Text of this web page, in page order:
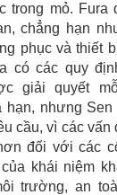
trong mỏ. Fura
chẳng hạn
phục và thiết
có các quy
giải quyết
hạn, nhưng
cầu, vì các vấn
đối với các
khái niệm
trường, an